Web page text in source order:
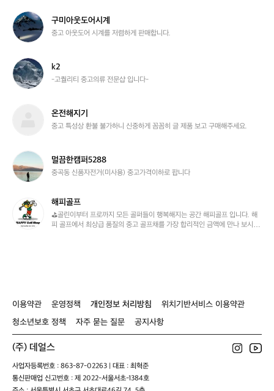
구
미
아
도
어
시
구미아웃도어시계
중고 아웃도어 시계를 저렴하게 판매합니다.
k
2
k2
-고퀄리티 중고의류 전문샵 입니다-
기
온전해지기
중고 특성상 환불 불가하니 신중하게 꼼꼼히 글 제품 보고 구매해주세요.
멀
끔
한
퍼
2
멀끔한캠퍼5288
중곡동 신품자전거(미사용) 중고가격이하로 팝니다
해
피
골
해피골프
⛳골린이부터 프로까지 모든 골퍼들이 행복해지는 공간 해피골프 입니다. 해
피 골프에서 최상급 품질의 중고 골프채를 가장 합리적인 금액에 만나 보시는
이용약관 운영정책 개인정보 처리방침
위치기반서비스 이용약관
청소년보호 정책
자주 묻는 질문 공지사항
(주) 데얼스
사업자등록번호 : 863-87-02263 | 대표 : 최혁준
통신판매업 신고번호 : 제 2022-서울서초-1384호